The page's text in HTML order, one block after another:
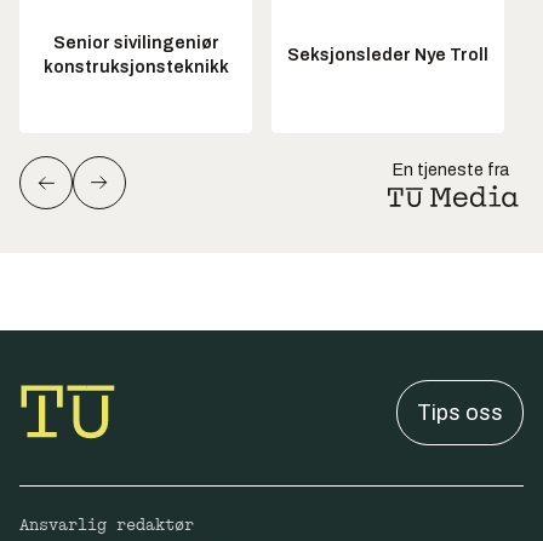
Senior sivilingeniør
konstruksjonsteknikk
Seksjonsleder Nye Troll
En tjeneste fra
Tips oss
Ansvarlig redaktør